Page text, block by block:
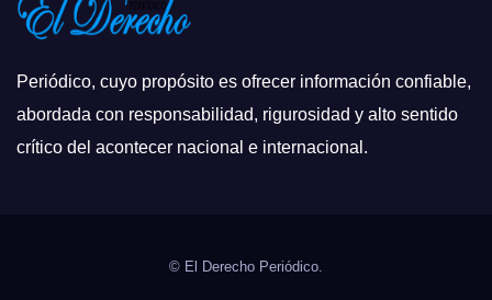
Periódico, cuyo propósito es ofrecer información confiable,
abordada con responsabilidad, rigurosidad y alto sentido
crítico del acontecer nacional e internacional.
© El Derecho Periódico.